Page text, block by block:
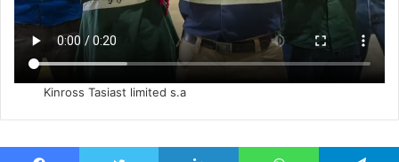
Kinross Tasiast limited s.a